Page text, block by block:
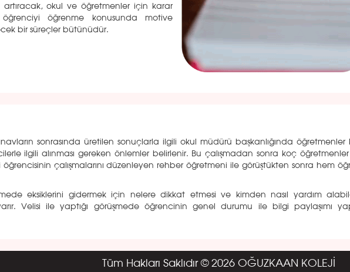
okul ve öğretmenler için karar
öğrenciyi öğrenme konusunda motive
bir süreçler bütünüdür.
sonrasında üretilen sonuçlarla ilgili okul müdürü başkanlığında öğretmenler
ilgili alınması gereken önlemler belirlenir. Bu çalışmadan sonra koç
öğrencisinin çalışmalarını düzenleyen rehber öğretmeni ile görüştükten sonra hem
eksiklerini gidermek için nelere dikkat etmesi ve kimden nasıl yardım
Velisi ile yaptığı görüşmede öğrencinin genel durumu ile bilgi paylaşımı
Tüm Hakları Saklıdır © 2026 OĞUZKAAN KOLEJİ